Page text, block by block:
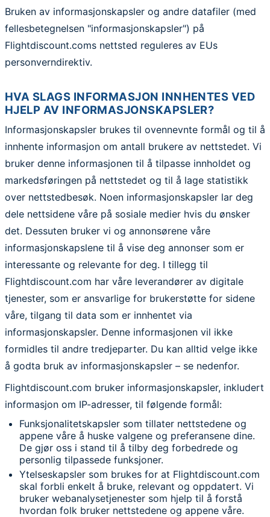
Bruken av informasjonskapsler og andre datafiler (med
fellesbetegnelsen "informasjonskapsler") på
Flightdiscount.coms nettsted reguleres av EUs
personverndirektiv.
HVA SLAGS INFORMASJON INNHENTES VED
HJELP AV INFORMASJONSKAPSLER?
Informasjonskapsler brukes til ovennevnte formål og til å
innhente informasjon om antall brukere av nettstedet. Vi
bruker denne informasjonen til å tilpasse innholdet og
markedsføringen på nettstedet og til å lage statistikk
over nettstedbesøk. Noen informasjonskapsler lar deg
dele nettsidene våre på sosiale medier hvis du ønsker
det. Dessuten bruker vi og annonsørene våre
informasjonskapslene til å vise deg annonser som er
interessante og relevante for deg. I tillegg til
Flightdiscount.com har våre leverandører av digitale
tjenester, som er ansvarlige for brukerstøtte for sidene
våre, tilgang til data som er innhentet via
informasjonskapsler. Denne informasjonen vil ikke
formidles til andre tredjeparter. Du kan alltid velge ikke
å godta bruk av informasjonskapsler – se nedenfor.
Flightdiscount.com bruker informasjonskapsler, inkludert
informasjon om IP-adresser, til følgende formål:
Funksjonalitetskapsler som tillater nettstedene og
appene våre å huske valgene og preferansene dine.
De gjør oss i stand til å tilby deg forbedrede og
personlig tilpassede funksjoner.
Ytelseskapsler som brukes for at Flightdiscount.com
skal forbli enkelt å bruke, relevant og oppdatert. Vi
bruker webanalysetjenester som hjelp til å forstå
hvordan folk bruker nettstedene og appene våre.